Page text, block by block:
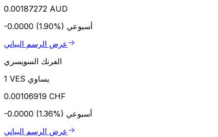
0.00187272 AUD
-0.0000 (1.90%) أسبوعي
عرض الرسم البياني
الفرنك السويسري
1 VES يساوي
0.00106919 CHF
-0.0000 (1.36%) أسبوعي
عرض الرسم البياني